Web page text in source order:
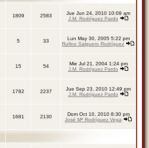
1809 2583
Jue Jun 24, 2010 10:09 am
J.M. Rodríguez Pardo
5 33
Lun May 30, 2005 5:22 pm
Rufino Salguero Rodríguez
15 54
Mie Jul 21, 2004 1:24 pm
J.M. Rodríguez Pardo
1782 2237
Jue Sep 23, 2010 12:49 pm
J.M. Rodríguez Pardo
1681 2130
Dom Oct 10, 2010 8:30 pm
José Mª Rodríguez Vega